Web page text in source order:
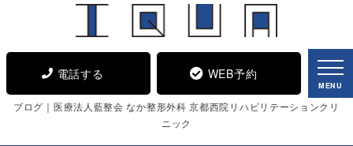
電話する WEB予約
MENU
ブログ｜医療法人藍整会 なか整形外科 京都西院リハビリテーションクリ
ニック